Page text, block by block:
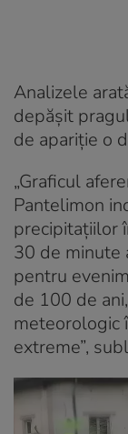
Analizele
depăşit
de apariţie o
„Graficul
Pantelimon
precipitaţiilor
30 de minute
pentru
de 100 de
meteorologic
extreme”,